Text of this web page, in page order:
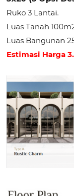
Ruko 3 Lantai.
Luas Tanah
Luas Bangunan
Estimasi Harga